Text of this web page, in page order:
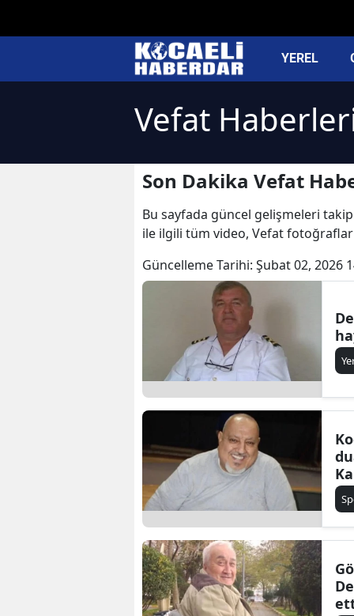
YEREL
Vefat
Son Dakika Vefat
Bu sayfada güncel gelişmeleri
ile ilgili tüm video, Vefat
Güncelleme Tarihi: Şubat 02, 2026